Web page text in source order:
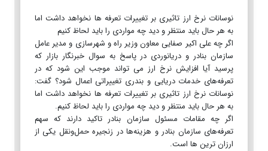
نوسانات نرخ ارز تاثیری بر تغییرات تعرفه ها نخواهد داشت اما
به هر حال باید منتظر و دید چه مواردی را باید لحاظ کنیم
اگر چه علی اکیر صفایی معاون وزیر راه و شهرسازی و مدیر عامل
سازمان بنادر و دریانوردی در پاسخ به سوال خبرنگار بازار که
پرسید آیا افزایش نرخ ارز می تواند موجب این شود که در
تعرفه‌های خدمات دریایی و بندری تغییراتی اعمال شود؟ گفت:
نوسانات نرخ ارز تاثیری بر تغییرات تعرفه ها نخواهد داشت اما
به هر حال باید منتظر و دید چه مواردی را باید لحاظ کنیم.
اگر چه مقامات مسئول سازمان بنادر تاکید دارند که سهم
تعرفه‌های سازمان بنادر و هزینه‌ها در زنجیره حمل‌ونقل یکی از
ارزان ترین ها است.